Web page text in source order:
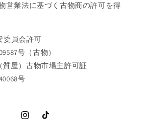
営業法に基づく古物商の許可を得
委員会許可
号（古物）
質屋）古物市場主許可証
号
InstagramTikTok